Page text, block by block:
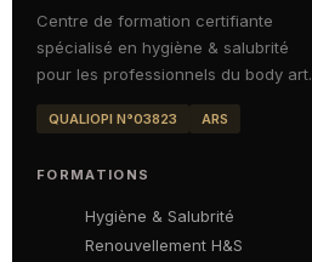
Centre de formation certifiante
spécialisé en hygiène & salubrité
pour les professionnels du body art.
QUALIOPI N°03823 ARS
FORMATIONS
Hygiène & Salubrité
Renouvellement H&S